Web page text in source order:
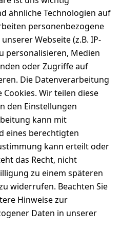
ähnliche Technologien auf
personenbezogene
Webseite (z.B. IP-
personalisieren, Medien
oder Zugriffe auf
Die Datenverarbeitung
Wir teilen diese
den Einstellungen
kann mit
eines berechtigten
kann erteilt oder
das Recht, nicht
zu einem späteren
widerrufen. Beachten Sie
Hinweise zur
Daten in unserer